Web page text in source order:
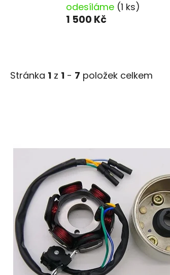
odesíláme (1 ks)
1 500 Kč
Stránka 1 z 1 - 7 položek celkem
V
p
o
d